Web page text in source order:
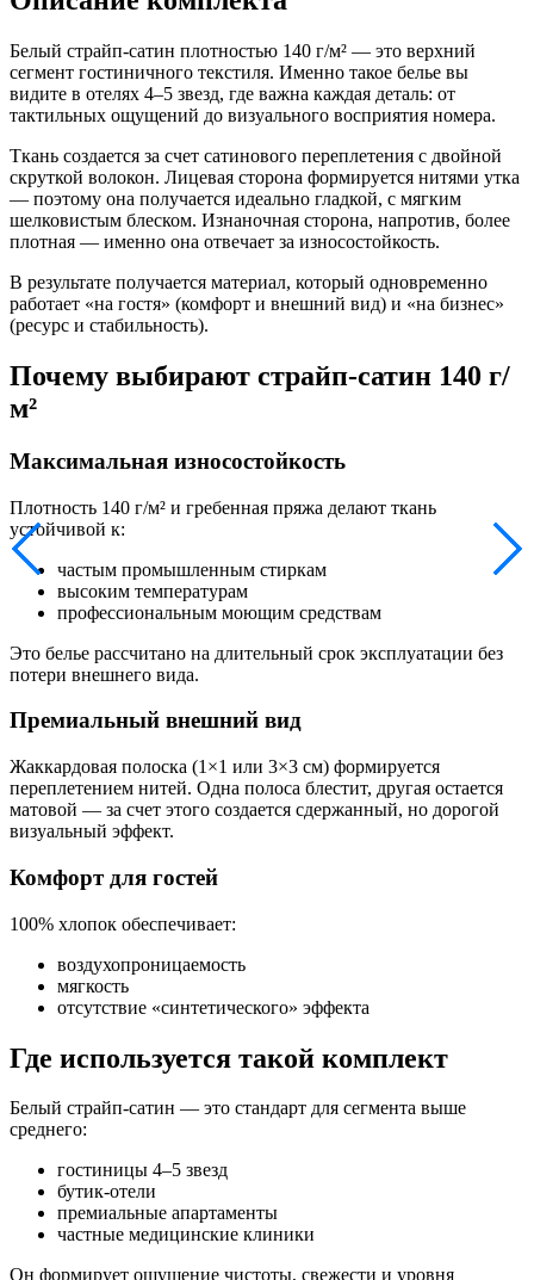
Белый страйп-сатин плотностью 140 г/м² — это верхний
сегмент гостиничного текстиля. Именно такое белье вы
видите в отелях 4–5 звезд, где важна каждая деталь: от
тактильных ощущений до визуального восприятия номера.
Ткань создается за счет сатинового переплетения с двойной
скруткой волокон. Лицевая сторона формируется нитями утка
— поэтому она получается идеально гладкой, с мягким
шелковистым блеском. Изнаночная сторона, напротив, более
плотная — именно она отвечает за износостойкость.
В результате получается материал, который одновременно
работает «на гостя» (комфорт и внешний вид) и «на бизнес»
(ресурс и стабильность).
Почему выбирают страйп-сатин 140 г/
м²
Максимальная износостойкость
Плотность 140 г/м² и гребенная пряжа делают ткань
устойчивой к:
частым промышленным стиркам
высоким температурам
профессиональным моющим средствам
Это белье рассчитано на длительный срок эксплуатации без
потери внешнего вида.
Премиальный внешний вид
Жаккардовая полоска (1×1 или 3×3 см) формируется
переплетением нитей. Одна полоса блестит, другая остается
матовой — за счет этого создается сдержанный, но дорогой
визуальный эффект.
Комфорт для гостей
100% хлопок обеспечивает:
воздухопроницаемость
мягкость
отсутствие «синтетического» эффекта
Где используется такой комплект
Белый страйп-сатин — это стандарт для сегмента выше
среднего:
гостиницы 4–5 звезд
бутик-отели
премиальные апартаменты
частные медицинские клиники
Он формирует ощущение чистоты, свежести и уровня